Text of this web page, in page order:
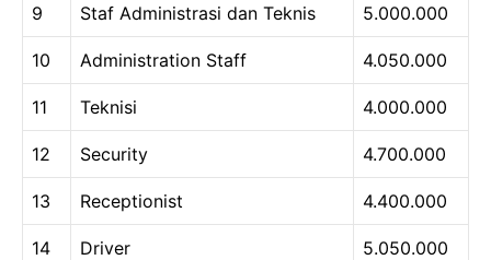
9 Staf Administrasi dan Teknis 5.000.000
10 Administration Staff 4.050.000
11 Teknisi 4.000.000
12 Security 4.700.000
13 Receptionist 4.400.000
14 Driver 5.050.000